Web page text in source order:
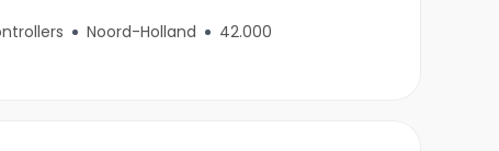
Noord-Holland
42.000